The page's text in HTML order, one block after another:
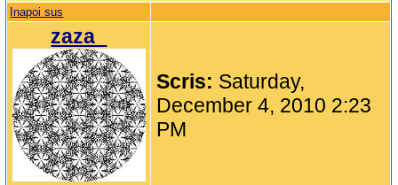
Inapoi sus
zaza_
Scris: Saturday,
December 4, 2010 2:23
PM